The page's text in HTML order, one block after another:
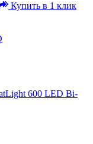
Купить в 1 клик
600 LED Bi-